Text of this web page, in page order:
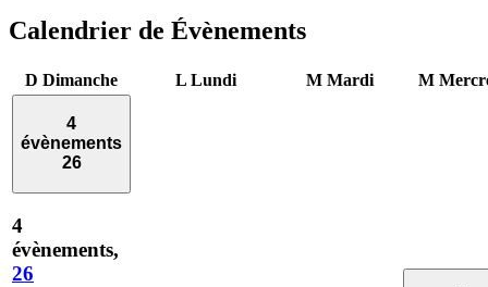
Calendrier de Évènements
D Dimanche L Lundi M Mardi M
4
évènements
26
4
évènements,
26